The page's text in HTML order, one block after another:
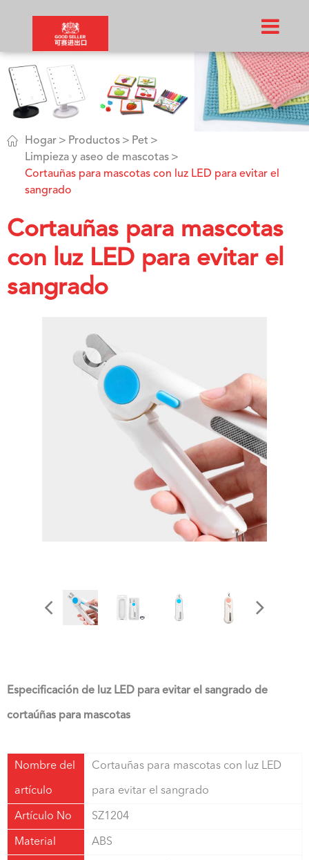
 Hogar Productos
Pet
Limpieza y aseo de mascotas
Cortauñas para mascotas con luz LED para evitar el
sangrado
Cortauñas para mascotas
con luz LED para evitar el
sangrado
Especificación de luz LED para evitar el sangrado de
cortaúñas para mascotas
Nombre del
artículo
Cortauñas para mascotas con luz LED
para evitar el sangrado
Artículo No SZ1204
Material ABS